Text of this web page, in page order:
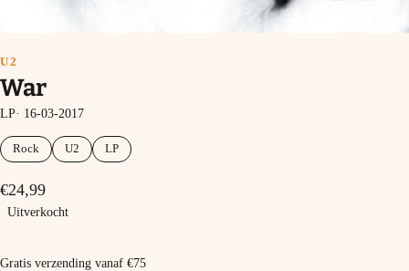
U2
War
LP· 16-03-2017
Rock U2 LP
€24,99
Uitverkocht
Uitverkocht
Gratis verzending vanaf €75